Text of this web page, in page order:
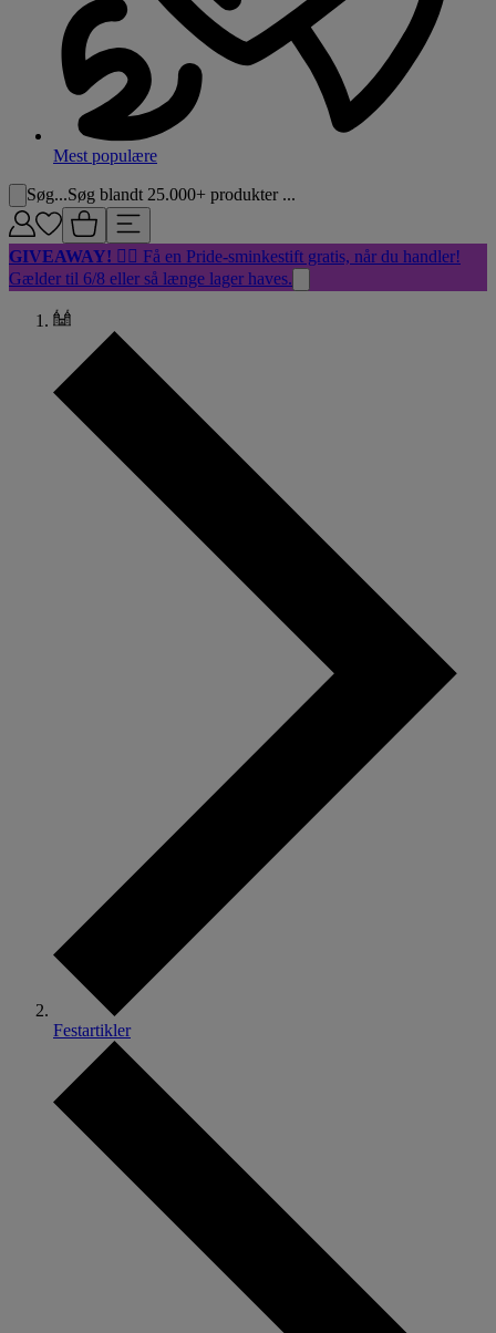
Mest populære
Søg...Søg blandt 25.000+ produkter ...
GIVEAWAY! 🏳️‍🌈 Få en Pride-sminkestift gratis, når du handler!
Gælder til 6/8 eller så længe lager haves.
Festartikler